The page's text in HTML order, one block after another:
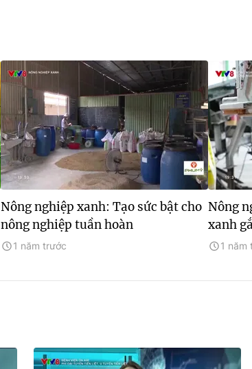
Nông nghiệp xanh: Tạo sức bật cho
nông nghiệp tuần hoàn
1 năm trước
Nông
xanh
1 năm